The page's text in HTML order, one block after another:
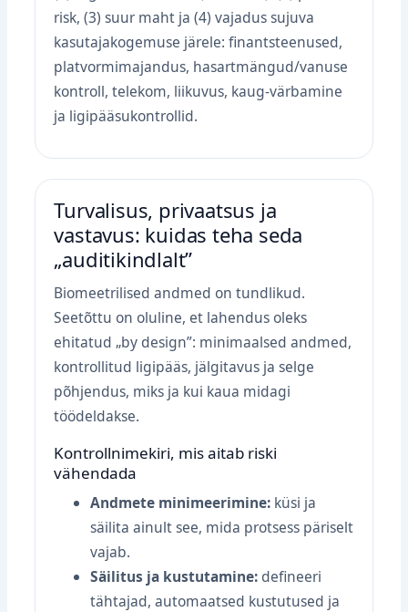
risk, (3) suur maht ja (4) vajadus sujuva
kasutajakogemuse järele: finantsteenused,
platvormimajandus, hasartmängud/vanuse
kontroll, telekom, liikuvus, kaug‑värbamine
ja ligipääsukontrollid.
Turvalisus, privaatsus ja
vastavus: kuidas teha seda
„auditikindlalt”
Biomeetrilised andmed on tundlikud.
Seetõttu on oluline, et lahendus oleks
ehitatud „by design”: minimaalsed andmed,
kontrollitud ligipääs, jälgitavus ja selge
põhjendus, miks ja kui kaua midagi
töödeldakse.
Kontrollnimekiri, mis aitab riski
vähendada
Andmete minimeerimine: küsi ja
säilita ainult see, mida protsess päriselt
vajab.
Säilitus ja kustutamine: defineeri
tähtajad, automaatsed kustutused ja